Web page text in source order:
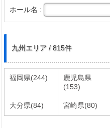
ホール名 :
九州エリア / 815件
福岡県(244)
鹿児島県
(153)
大分県(84) 宮崎県(80)